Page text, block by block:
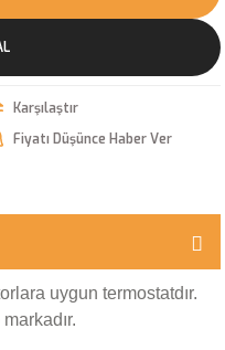
Karşılaştır
Fiyatı Düşünce Haber Ver
uygun termostatdır.